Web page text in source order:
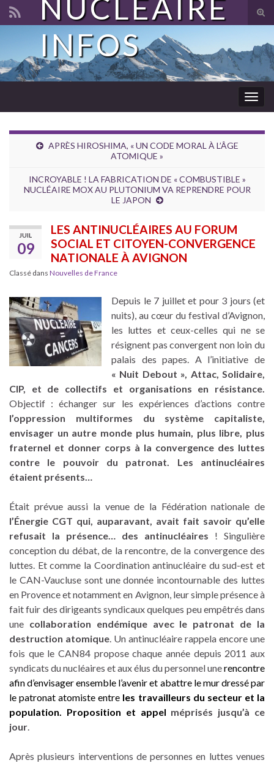
Search for:
NUCLÉAIRE
INFOS
APRÈS HIROSHIMA, « UN CODE MORAL À L’ÂGE
ATOMIQUE »
INCROYABLE ! LA FABRICATION DE « COMBUSTIBLE »
NUCLÉAIRE MOX AU PLUTONIUM VA REPRENDRE POUR
LE JAPON
JUIL
09
LES ANTINUCLÉAIRES AU FORUM
SOCIAL ET CITOYEN-CONVERGENCE
NATIONALE À AVIGNON
Classé dans Nouvelles de France
Depuis le 7 juillet et pour 3 jours (et
nuits), au cœur du festival d’Avignon,
les luttes et ceux-celles qui ne se
résignent pas convergent non loin du
palais des papes. A l’initiative de
« Nuit Debout », Attac, Solidaire,
CIP, et de collectifs et organisations en résistance.
Objectif : échanger sur les expériences d’actions contre
l’oppression multiformes du système capitaliste,
envisager un autre monde plus humain, plus libre, plus
fraternel et donner corps à la convergence des luttes
contre le pouvoir du patronat. Les antinucléaires
étaient présents…
Était prévue aussi la venue de la Fédération nationale de
l’Énergie CGT qui, auparavant, avait fait savoir qu’elle
refusait la présence… des antinucléaires ! Singulière
conception du débat, de la rencontre, de la convergence des
luttes. Et comme la Coordination antinucléaire du sud-est et
le CAN-Vaucluse sont une donnée incontournable des luttes
en Provence et notamment en Avignon, leur simple présence à
fait fuir des dirigeants syndicaux quelques peu empêtrés dans
une collaboration endémique avec le patronat de la
destruction atomique. Un antinucléaire rappela encore une
fois que le CAN84 propose chaque année depuis 2011 aux
syndicats du nucléaires et aux élus du personnel unerencontre
afin d’envisager ensemble l’avenir et abattre le mur dressé par
le patronat atomiste entre les travailleurs du secteur et la
population. Proposition et appel méprisés jusqu’à ce
jour.
Après plusieurs interventions de personnes en luttes venues